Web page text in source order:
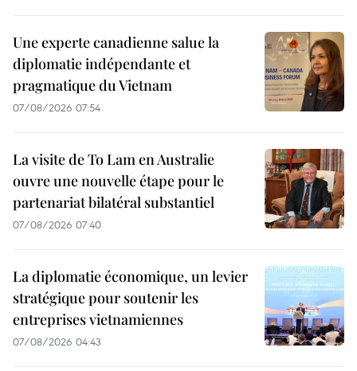
Une experte canadienne salue la
diplomatie indépendante et
pragmatique du Vietnam
07/08/2026 07:54
La visite de To Lam en Australie
ouvre une nouvelle étape pour le
partenariat bilatéral substantiel
07/08/2026 07:40
La diplomatie économique, un levier
stratégique pour soutenir les
entreprises vietnamiennes
07/08/2026 04:43